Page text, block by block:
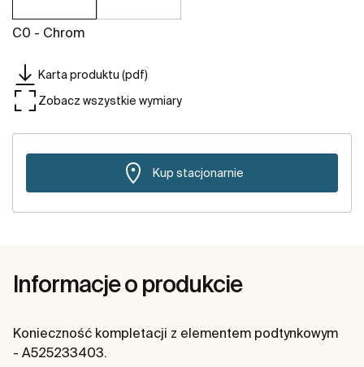
C0 - Chrom
Karta produktu (pdf)
Zobacz wszystkie wymiary
Kup stacjonarnie
Informacje o produkcie
Konieczność kompletacji z elementem podtynkowym
- A525233403.